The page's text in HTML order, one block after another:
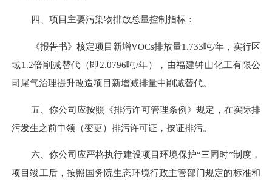
四 、项目主要污染物排放总量控制指标：
《报告书》核定项目新增VOCs排放量1.733吨/年，实行区
域1.2倍削减替代（即2.0796吨/年），由福建钟山化工有限公
司尾气治理提升改造项目新增减排量中削减替代。
五 、你公司应按照《排污许可管理条例》规定， 在实际排
污发生之前申领（变更） 排污许可证，按证排污。
六 、你公司应严格执行建设项目环境保护“三同时”制度，
项目竣工后，按照国务院生态环境行政主管部门规定的标准和